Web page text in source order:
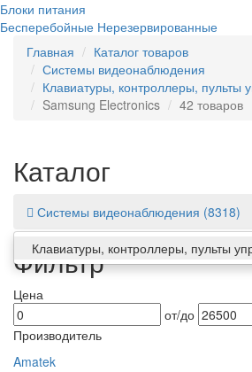
Блоки питания
Бесперебойные Нерезервированные
Главная
Каталог товаров
Системы видеонаблюдения
Клавиатуры, контроллеры, пульты
Samsung Electronics
42 товаров
Каталог
Системы видеонаблюдения (8318)
Клавиатуры, контроллеры, пульты
Фильтр
Цена
от/до
Производитель
Amatek